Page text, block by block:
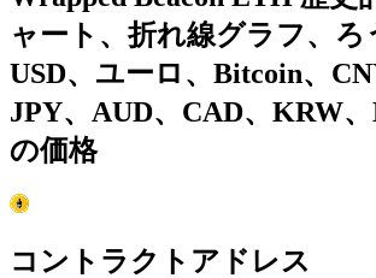
ャート、折れ線グラフ、ろ
USD、ユーロ、Bitcoin、
JPY、AUD、CAD、KRW
の価格
コントラクトアドレス